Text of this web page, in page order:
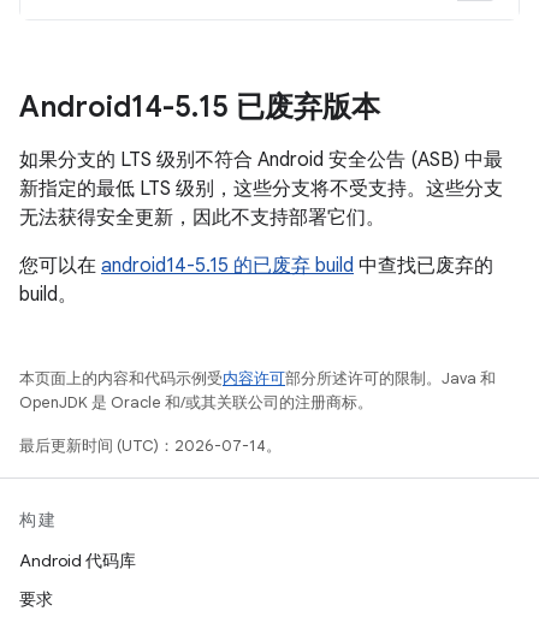
Android14-5.15 已废弃版本
如果分支的 LTS 级别不符合 Android 安全公告 (ASB) 中最
新指定的最低 LTS 级别，这些分支将不受支持。这些分支
无法获得安全更新，因此不支持部署它们。
您可以在 android14-5.15 的已废弃 build 中查找已废弃的
build。
本页面上的内容和代码示例受内容许可部分所述许可的限制。Java 和
OpenJDK 是 Oracle 和/或其关联公司的注册商标。
最后更新时间 (UTC)：2026-07-14。
构建
Android 代码库
要求